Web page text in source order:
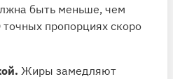
быть меньше, чем
пропорциях скоро
Жиры замедляют